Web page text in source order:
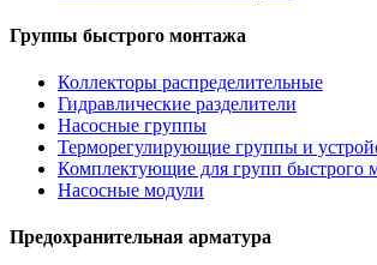
Группы быстрого монтажа
Коллекторы распределительные
Гидравлические разделители
Насосные группы
Терморегулирующие группы и
Комплектующие для групп быстрого
Насосные модули
Предохранительная арматура